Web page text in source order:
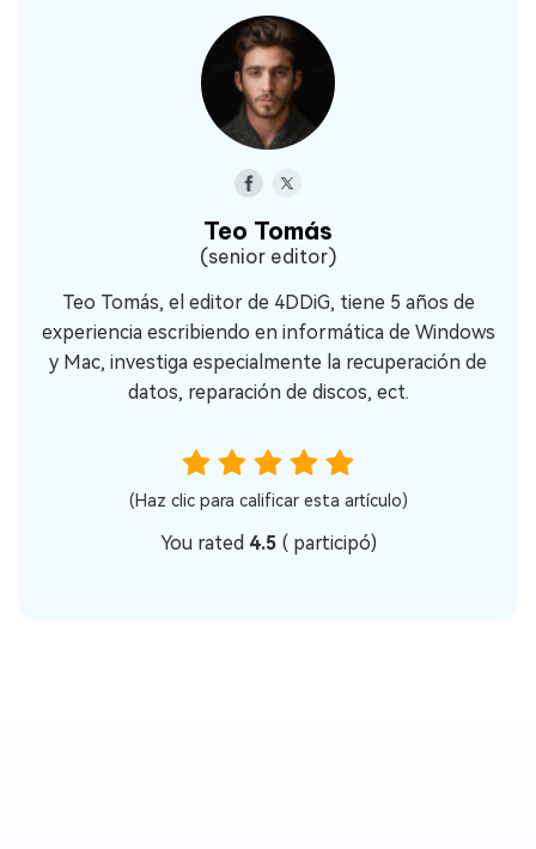
Teo Tomás
(senior editor)
Teo Tomás, el editor de 4DDiG, tiene 5 años de
experiencia escribiendo en informática de Windows
y Mac, investiga especialmente la recuperación de
datos, reparación de discos, ect.
(Haz clic para calificar esta artículo)
You rated 4.5 (participó)